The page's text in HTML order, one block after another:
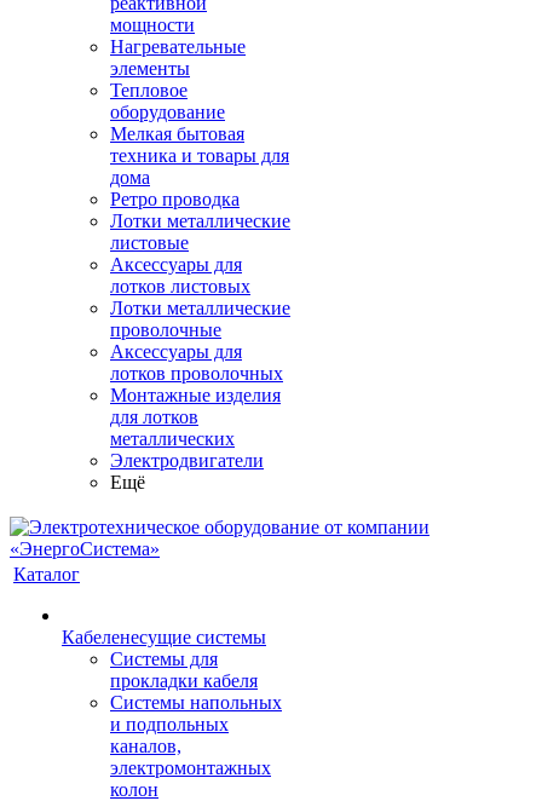
мощности
Нагревательные
элементы
Тепловое
оборудование
Мелкая бытовая
техника и товары для
дома
Ретро проводка
Лотки металлические
листовые
Аксессуары для
лотков листовых
Лотки металлические
проволочные
Аксессуары для
лотков проволочных
Монтажные изделия
для лотков
металлических
Электродвигатели
Ещё
Каталог
Кабеленесущие системы
Системы для
прокладки кабеля
Системы напольных
и подпольных
каналов,
электромонтажных
колон